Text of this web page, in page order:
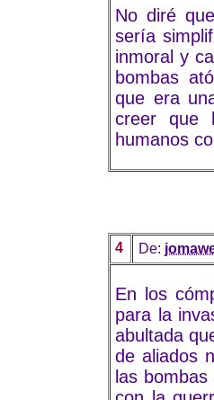
No diré
sería
inmoral y
bombas
que era
creer que
humanos
4 De:
En los
para la
abultada
de aliados
las